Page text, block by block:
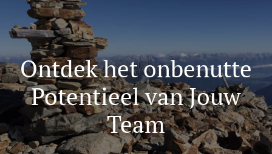
Ontdek het onbenutte
Potentieel van Jouw
Team